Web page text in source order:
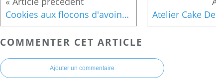
Cookies aux flocons d'avoine & banane (recette légère)
COMMENTER CET ARTICLE
Ajouter un commentaire